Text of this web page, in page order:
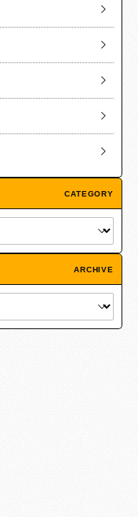
CATEGORY
ARCHIVE